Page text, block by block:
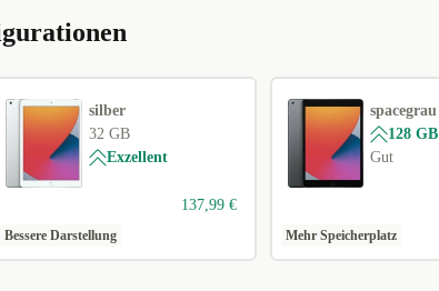
silber
32 GB
Exzellent
137,99 €
Bessere Darstellung
spacegrau
128 GB
Gut
Mehr Speicherplatz